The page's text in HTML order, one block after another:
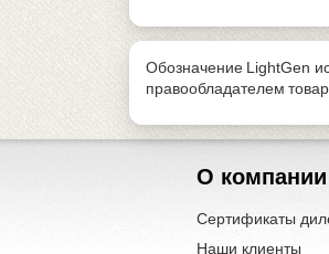
Обозначение LightGen
правообладателем
О компании
Сертификаты
Наши клиенты